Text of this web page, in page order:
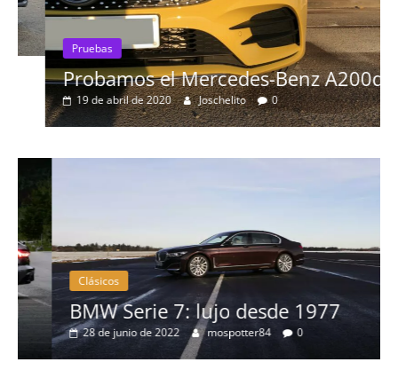
Pruebas
Probamos el Mercedes-Benz A200d
19 de abril de 2020 Joschelito 0
Clásicos
BMW Serie 7: lujo desde 1977
28 de junio de 2022 mospotter84 0